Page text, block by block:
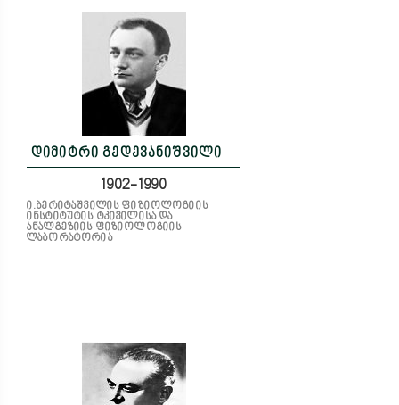
დიმიტრი გედევანიშვილი
1902-1990
ი.ბერიტაშვილის ფიზიოლოგიის
ინსტიტუტის ტკივილისა და
ანალგეზიის ფიზიოლოგიის
ლაბორატორია